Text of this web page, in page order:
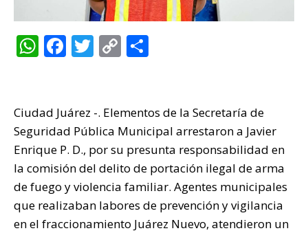
W
s
A
p
p
F
e
b
o
o
k
T
te
r
C
y
Li
n
k
p
ar
ti
r
Ciudad Juárez -. Elementos de la Secretaría de
Seguridad Pública Municipal arrestaron a Javier
Enrique P. D., por su presunta responsabilidad en
la comisión del delito de portación ilegal de arma
de fuego y violencia familiar. Agentes municipales
que realizaban labores de prevención y vigilancia
en el fraccionamiento Juárez Nuevo, atendieron un